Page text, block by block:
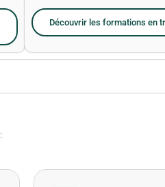
Découvrir les formations en